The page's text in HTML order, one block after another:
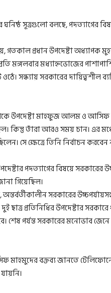
সূত্রগুলো বলছে, পদত্যাগের
গতকাল প্রধান উপদেষ্টা অধ্যাপক
মঙ্গলবার মধ্যাহ্নভোজের
সন্ধ্যায় সরকারের দায়িত্বশীল
থেকে উপদেষ্টা মাহফুজ আলম ও
কিন্তু তাঁরা আরও সময় চান।
সে ক্ষেত্রে তিনি নির্বাচন
পদত্যাগের বিষয়ে সরকারের
গিয়েছিল।
সরকারের
প্রতিনিধির উপদেষ্টার
শেষ পর্যন্ত সরকারের মনোভাব
বক্তব্য জানতে টেলিফোনে